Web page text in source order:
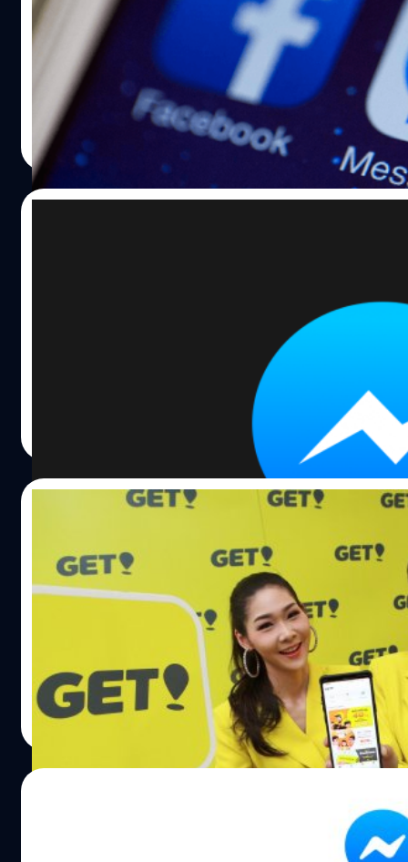
ย้อนกลับไปเมื่อหลายปีก่อน Facebook ได้ปล่อยแอปพลิเคชั่น
Messenger แบบ Standalone ออกมาในปี 2011 และภายหลัง
2014 ได้แยก Messenger ออกจากแอป Facebook โดยไม่สาม
ถึง Messenger ได้จากแอป Facebook ตั้งแต่นั้นเป็นต้นมา
ศุภกานต์ เหล่ารัตนกุล| 2674 days ago
Read More
เดือนตุลาคม 2018 ที่ผ่านมา Facebook เผยว่าจะปล่อยอัปเดต
Messenger พร้อม Dark mode แต่กว่า 4 เดือนแล้วก็ยังไร้วี่แว
ล่าสุด Facebook ก็ส่ง Dark mode มาแล้ว แต่ต้องมีเทคนิคเล็
ครับ ผู้ใช้งานสามารถเปิดใช้งาน Dark mode ได้ในแอป
แต่ก่อนจะเปิดได้ ผู้ใช้งานจะต้องส่งอีโมจิรูปพระจันทร์ให้ใคร
ก่อนก็ได้ และเมื่อส่งสำเร็จก็จะมีข้อความเด้งขึ้นมาว่า You
Dark Mode! หรือเปิด Dark mode ได้สำเร็จแล้วนั่นเองครับ แ
เหมือนกับที่ผ่านๆ มา ไม่ใช่ทุกเครื่องและทุกคนที่ส่งพระจันทร์
สามารถใช้งาน Dark mode กันทันที อาจต้องรอ Facebook อั
เพิ่มเติมเพื่อให้ทั่วถึงผู้ใช้งานทุกคนมากกว่านี้ครับ Dark
Messenger รองรับการใช้งานทั้งบน iOS และ Android ครับ อ้
Get! พร้อมเปิดให้บริการเรียกรถ รับส่งพัสดุ แ
อาหารแบบเต็มรูปแบบ ในพื้นที่กรุงเทพมหานคร
“เก็ท” (GET) แอปพลิเคชั่นบริการเรียกรถ รับส่งพัสดุ และบริก
ออนดีมานด์อื่นๆ ที่ได้รับการสนับสนุนจากโกเจ็ก พร้อมให้บริก
รูปแบบแล้วเพื่อช่วยให้ชีวิตคนกรุงเทพฯ ง่ายขึ้น โดยขยายพื้น
บริการครอบคลุมกว่า 80 เปอร์เซ็นต์ของกรุงเทพฯ พร้อมแนะน
บริการใหม่ล่าสุดอย่าง GET FOOD โดยภายในงาน ได้รับเกียร
นายรูเดียน ทารา รัฐมนตรีว่าการกระทรวงการสื่อสารและเทค
สารสนเทศของประเทศอินโดนีเซีย และดร. พันธ์ศักดิ์ ศิริรัชต
ช่วยรัฐมนตรีประจำกระทรวงดิจิทัลเพื่อเศรษฐกิจและสังคม ร่
เลบริตี้ และประชาชนทั่วไป ผู้ร่วมก่อตั้งและประธานเจ้าหน้าที่
ของ “เก็ท” นายภิญญา นิตยาเกษตรวัฒน์ ได้กล่าวว่า“การผส
ความร่วมมือระหว่างทีมบริหารคนไทยที่มีความรู้ความรู้ความเ
ธีระภัทร โตสวัสดิ์| 2718 days ago
Facebook Messenger มีฟีเจอร์ยกเลิกการส่ง